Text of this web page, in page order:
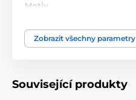
Motiv
Typ ocenění
Zobrazit všechny parametry
Související produkty